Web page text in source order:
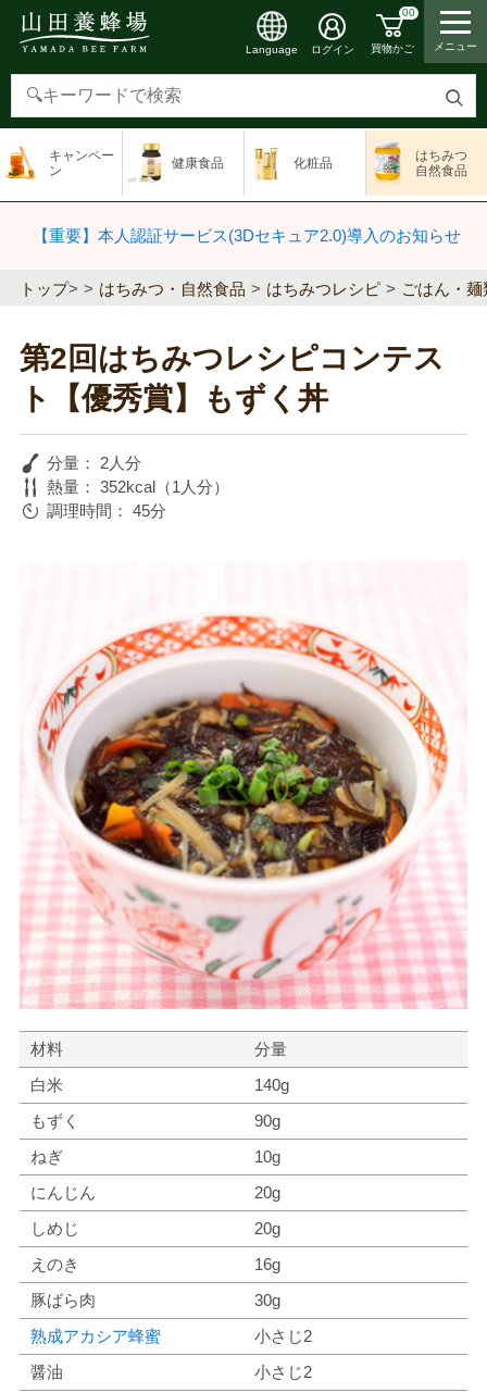
検
す
Language ログイン
00
買物かご メニュー
キャンペー
ン
健康食品 化粧品
はちみつ
自然食品
【重要】本人認証サービス(3Dセキュア2.0)導入のお知らせ
トップ> はちみつ・自然食品 はちみつレシピ ごはん・麺
第2回はちみつレシピコンテス
ト【優秀賞】もずく丼
分量：
2人分
熱量： 352kcal（1人分）
調理時間： 45分
材料
分量
白米
140g
もずく
90g
ねぎ
10g
にんじん
20g
しめじ
20g
えのき
16g
豚ばら肉
30g
熟成アカシア蜂蜜
小さじ2
醤油
小さじ2